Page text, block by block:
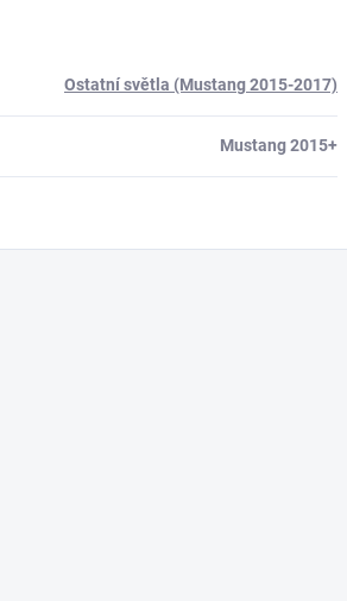
Ostatní světla (Mustang 2015-2017)
Mustang 2015+